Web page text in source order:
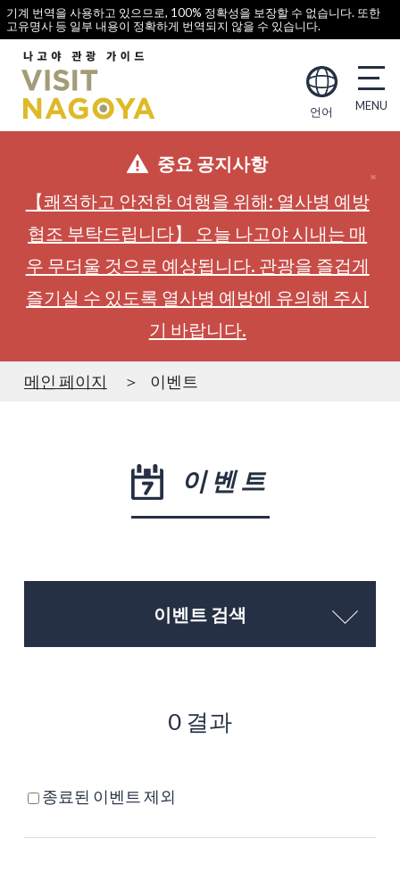
기계 번역을 사용하고 있으므로, 100% 정확성을 보장할 수 없습니다. 또한
고유명사 등 일부 내용이 정확하게 번역되지 않을 수 있습니다.
언어
중요 공지사항
【쾌적하고 안전한 여행을 위해: 열사병 예방
협조 부탁드립니다】 오늘 나고야 시내는 매
우 무더울 것으로 예상됩니다. 관광을 즐겁게
즐기실 수 있도록 열사병 예방에 유의해 주시
기 바랍니다.
메인 페이지 이벤트
이벤트
이벤트 검색
0 결과
종료된 이벤트 제외